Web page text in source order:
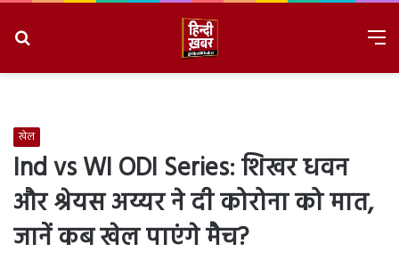
खेल
Ind vs WI ODI Series: शिखर धवन
और श्रेयस अय्यर ने दी कोरोना को मात,
जानें कब खेल पाएंगे मैच?